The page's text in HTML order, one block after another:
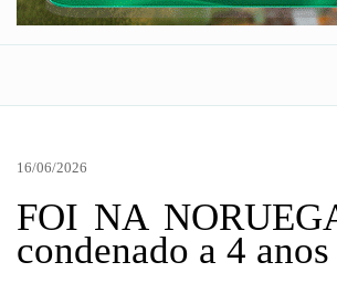
16/06/2026
FOI NA
condenado a 4